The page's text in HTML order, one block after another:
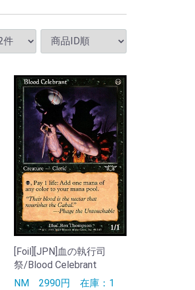
[Foil][JPN]血の執行司
祭/Blood Celebrant
NM2990円在庫：1